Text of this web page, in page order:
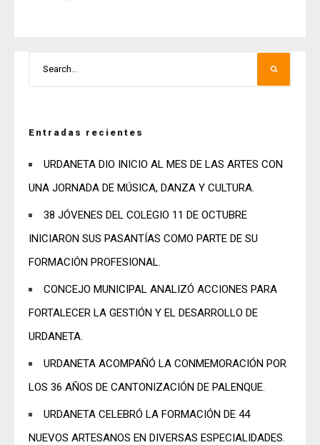
Entradas recientes
URDANETA DIO INICIO AL MES DE LAS ARTES CON
UNA JORNADA DE MÚSICA, DANZA Y CULTURA.
38 JÓVENES DEL COLEGIO 11 DE OCTUBRE
INICIARON SUS PASANTÍAS COMO PARTE DE SU
FORMACIÓN PROFESIONAL.
CONCEJO MUNICIPAL ANALIZÓ ACCIONES PARA
FORTALECER LA GESTIÓN Y EL DESARROLLO DE
URDANETA.
URDANETA ACOMPAÑÓ LA CONMEMORACIÓN POR
LOS 36 AÑOS DE CANTONIZACIÓN DE PALENQUE.
URDANETA CELEBRÓ LA FORMACIÓN DE 44
NUEVOS ARTESANOS EN DIVERSAS ESPECIALIDADES.